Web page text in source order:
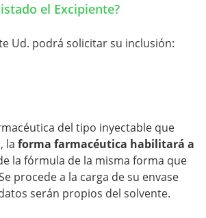
el Excipiente?
Ud. podrá solicitar su inclusión:
del tipo inyectable que
la forma farmacéutica habilitará a
la fórmula de la misma forma que
procede a la carga de su envase
serán propios del solvente.